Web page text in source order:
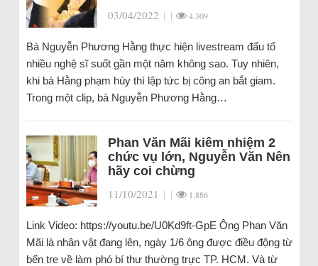
03/04/2022 | | 4.309
Bà Nguyễn Phương Hằng thực hiện livestream đấu tố
nhiều nghệ sĩ suốt gần một năm không sao. Tuy nhiên,
khi bà Hằng phạm húy thì lập tức bị công an bắt giam.
Trong một clip, bà Nguyễn Phương Hằng…
Phan Văn Mãi kiêm nhiệm 2
chức vụ lớn, Nguyễn Văn Nên
hãy coi chừng
11/10/2021 | | 1.886
Link Video: https://youtu.be/U0Kd9ft-GpE Ông Phan Văn
Mãi là nhân vật đang lên, ngày 1/6 ông được điều động từ
bến tre về làm phó bí thư thường trực TP. HCM. Và từ